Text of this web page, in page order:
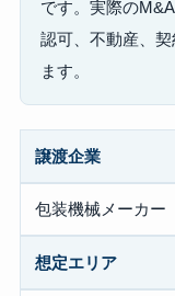
です。実際の
認可、不動産、
ます。
譲渡企業
包装機械メーカー
想定エリア